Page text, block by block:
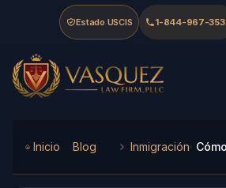
Skip to main content
Skip to navigation
Skip to footer
Estado USCIS 1-844-967-
Vasquez Law Firm - Home
Inicio Blog Inmigración